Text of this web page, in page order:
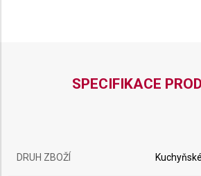
SPECIFIKACE
DRUH ZBOŽÍ